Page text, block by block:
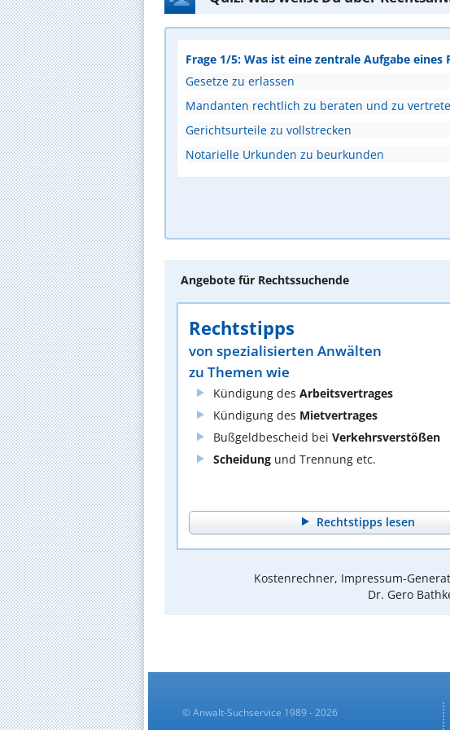
Frage 1/5: Was ist eine zentrale Aufgabe eines
Gesetze zu erlassen
Mandanten rechtlich zu beraten und zu
Gerichtsurteile zu vollstrecken
Notarielle Urkunden zu beurkunden
Angebote für Rechtssuchende
Rechtstipps
von spezialisierten Anwälten
zu Themen wie
Kündigung des Arbeitsvertrages
Kündigung des Mietvertrages
Bußgeldbescheid bei Verkehrsverstößen
Scheidung und Trennung etc.
Rechtstipps lesen
Kostenrechner, Impressum-
Dr. Gero
© Anwalt-Suchservice 1989 - 2026